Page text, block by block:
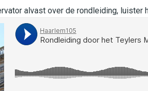
alvast over de rondleiding, luister